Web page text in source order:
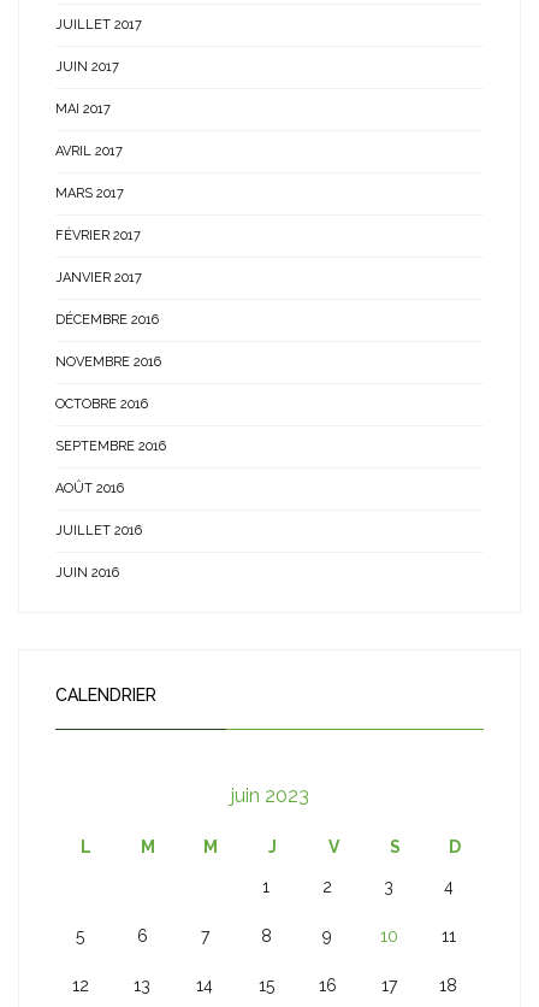
JUILLET 2017
JUIN 2017
MAI 2017
AVRIL 2017
MARS 2017
FÉVRIER 2017
JANVIER 2017
DÉCEMBRE 2016
NOVEMBRE 2016
OCTOBRE 2016
SEPTEMBRE 2016
AOÛT 2016
JUILLET 2016
JUIN 2016
CALENDRIER
juin 2023
L M M J V S D
1 2 3 4
5 6 7 8 9 10 11
12 13 14 15 16 17 18